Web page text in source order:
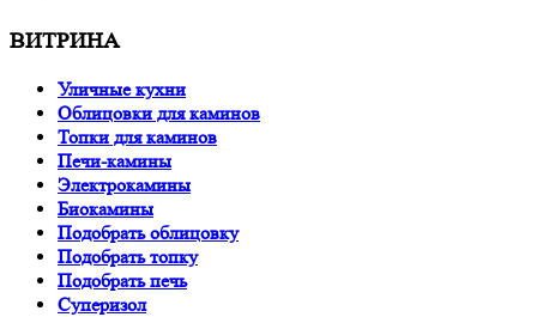
ВИТРИНА
Уличные кухни
Облицовки для каминов
Топки для каминов
Печи-камины
Электрокамины
Биокамины
Подобрать облицовку
Подобрать топку
Подобрать печь
Суперизол